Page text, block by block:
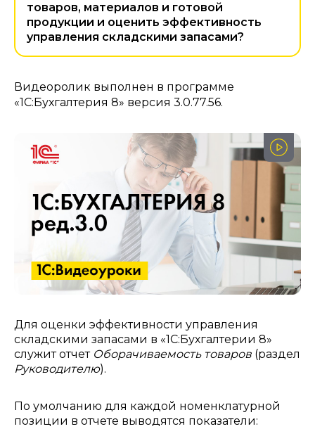
товаров, материалов и готовой
продукции и оценить эффективность
управления складскими запасами?
Видеоролик выполнен в программе
«1С:Бухгалтерия 8» версия 3.0.77.56.
Для оценки эффективности управления
складскими запасами в «1С:Бухгалтерии 8»
служит отчет Оборачиваемость товаров (раздел
Руководителю).
По умолчанию для каждой номенклатурной
позиции в отчете выводятся показатели: